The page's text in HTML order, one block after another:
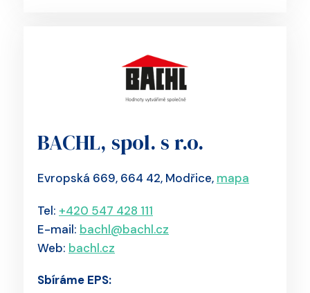
BACHL, spol. s r.o.
Evropská 669, 664 42, Modřice, mapa
Tel: +420 547 428 111
E-mail: bachl@bachl.cz
Web: bachl.cz
Sbíráme EPS: